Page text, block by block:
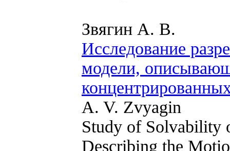
Звягин А. В.
Исследование
модели,
A. V. Zvyagin
Study of Solvability
Describing the